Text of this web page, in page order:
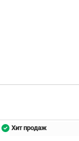
Хит продаж